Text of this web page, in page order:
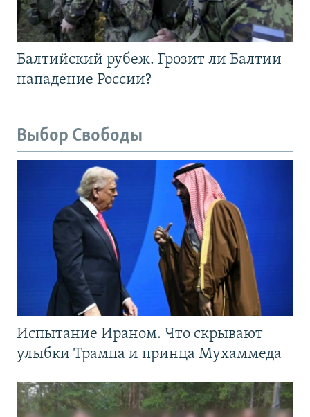
Балтийский рубеж. Грозит ли Балтии
нападение России?
Выбор Свободы
Испытание Ираном. Что скрывают
улыбки Трампа и принца Мухаммеда